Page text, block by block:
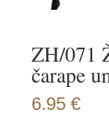
ZH/071
čarape
6.95 €